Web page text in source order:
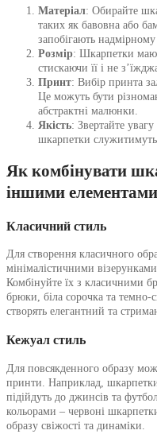
Матеріал: Обирайте
таких як бавовна або
запобігають
Розмір: Шкарпетки
стискаючи її і не
Принт: Вибір принта
Це можуть бути
абстрактні малюнки.
Якість: Звертайте
шкарпетки служитимуть
Як комбінувати
іншими
Класичний стиль
Для створення класичного
мінімалістичними
Комбінуйте їх з класичними
брюки, біла сорочка та
створять елегантний та
Кежуал стиль
Для повсякденного образу
принти. Наприклад,
підійдуть до джинсів та
кольорами – червоні
образу свіжості та динаміки.